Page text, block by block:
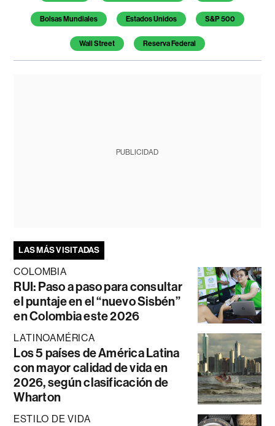
Bolsas Mundiales Estados Unidos S&P 500
Wall Street Reserva Federal
PUBLICIDAD
LAS MÁS VISITADAS
COLOMBIA
RUI: Paso a paso para consultar
el puntaje en el “nuevo Sisbén”
en Colombia este 2026
LATINOAMÉRICA
Los 5 países de América Latina
con mayor calidad de vida en
2026, según clasificación de
Wharton
ESTILO DE VIDA